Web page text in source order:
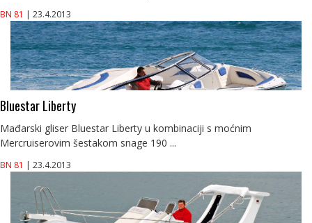
BN 81 | 23.4.2013
Bluestar Liberty
Mađarski gliser Bluestar Liberty u kombinaciji s moćnim
Mercruiserovim šestakom snage 190 ...
BN 81 | 23.4.2013